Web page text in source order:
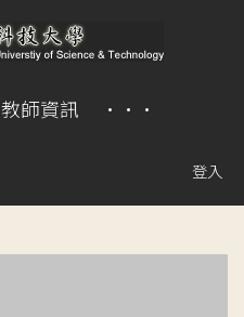
教師資訊 ···
登入